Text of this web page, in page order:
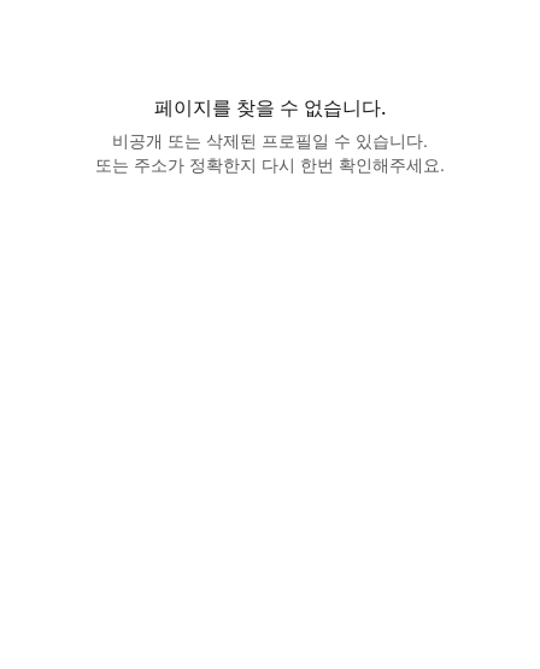
페이지를 찾을 수 없습니다.
비공개 또는 삭제된 프로필일 수 있습니다.
또는 주소가 정확한지 다시 한번 확인해주세요.